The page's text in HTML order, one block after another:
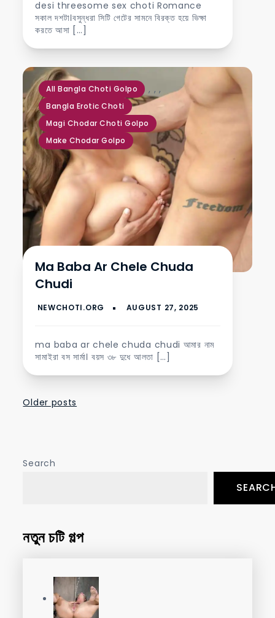
desi threesome sex choti Romance
সকাল দশটা।বসুন্ধরা সিটি গেটের সামনে বিরক্ত হয়ে ভিক্ষা
করতে আসা […]
All Bangla Choti Golpo ,
Bangla Erotic Choti
,
Magi Chodar Choti Golpo
,
Make Chodar Golpo
Ma Baba Ar Chele Chuda
Chudi
ma baba ar chele chuda chudi আমার নাম
সামাইরা বস সার্মা। বয়স ৩৮ দুধে আলতা […]
Posts
Older posts
Search
নতুন চটি গল্প